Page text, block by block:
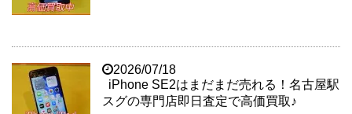
2026/07/18
iPhone SE2はまだまだ売れる！名古屋駅
スグの専門店即日査定で高価買取♪